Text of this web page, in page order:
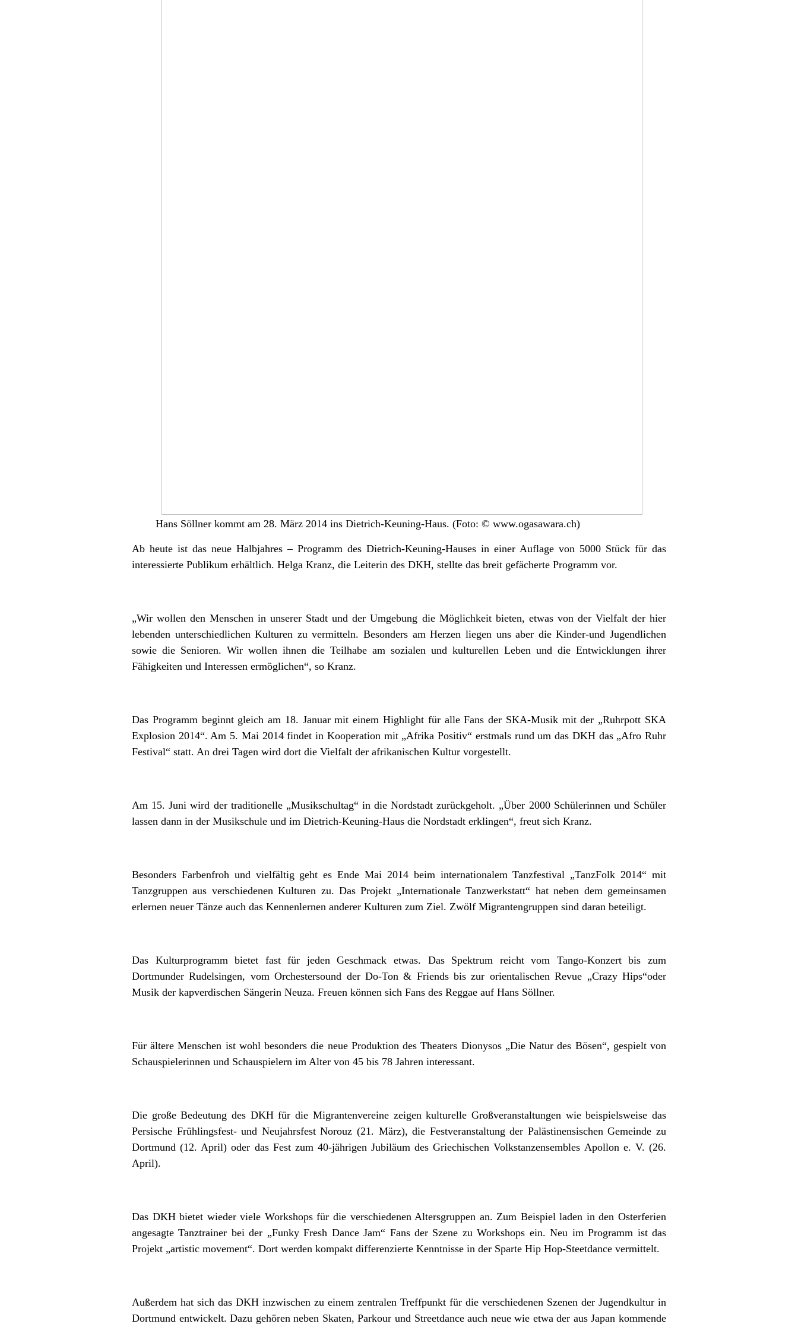
Hans Söllner kommt am 28. März 2014 ins Dietrich-Keuning-Haus. (Foto: © www.ogasawara.ch)
Ab heute ist das neue Halbjahres – Programm des Dietrich-Keuning-Hauses in einer Auflage von 5000 Stück für das
interessierte Publikum erhältlich. Helga Kranz, die Leiterin des DKH, stellte das breit gefächerte Programm vor.
„Wir wollen den Menschen in unserer Stadt und der Umgebung die Möglichkeit bieten, etwas von der Vielfalt der hier
lebenden unterschiedlichen Kulturen zu vermitteln. Besonders am Herzen liegen uns aber die Kinder-und Jugendlichen
sowie die Senioren. Wir wollen ihnen die Teilhabe am sozialen und kulturellen Leben und die Entwicklungen ihrer
Fähigkeiten und Interessen ermöglichen“, so Kranz.
Das Programm beginnt gleich am 18. Januar mit einem Highlight für alle Fans der SKA-Musik mit der „Ruhrpott SKA
Explosion 2014“. Am 5. Mai 2014 findet in Kooperation mit „Afrika Positiv“ erstmals rund um das DKH das „Afro Ruhr
Festival“ statt. An drei Tagen wird dort die Vielfalt der afrikanischen Kultur vorgestellt.
Am 15. Juni wird der traditionelle „Musikschultag“ in die Nordstadt zurückgeholt. „Über 2000 Schülerinnen und Schüler
lassen dann in der Musikschule und im Dietrich-Keuning-Haus die Nordstadt erklingen“, freut sich Kranz.
Besonders Farbenfroh und vielfältig geht es Ende Mai 2014 beim internationalem Tanzfestival „TanzFolk 2014“ mit
Tanzgruppen aus verschiedenen Kulturen zu. Das Projekt „Internationale Tanzwerkstatt“ hat neben dem gemeinsamen
erlernen neuer Tänze auch das Kennenlernen anderer Kulturen zum Ziel. Zwölf Migrantengruppen sind daran beteiligt.
Das Kulturprogramm bietet fast für jeden Geschmack etwas. Das Spektrum reicht vom Tango-Konzert bis zum
Dortmunder Rudelsingen, vom Orchestersound der Do-Ton & Friends bis zur orientalischen Revue „Crazy Hips“oder
Musik der kapverdischen Sängerin Neuza. Freuen können sich Fans des Reggae auf Hans Söllner.
Für ältere Menschen ist wohl besonders die neue Produktion des Theaters Dionysos „Die Natur des Bösen“, gespielt von
Schauspielerinnen und Schauspielern im Alter von 45 bis 78 Jahren interessant.
Die große Bedeutung des DKH für die Migrantenvereine zeigen kulturelle Großveranstaltungen wie beispielsweise das
Persische Frühlingsfest- und Neujahrsfest Norouz (21. März), die Festveranstaltung der Palästinensischen Gemeinde zu
Dortmund (12. April) oder das Fest zum 40-jährigen Jubiläum des Griechischen Volkstanzensembles Apollon e. V. (26.
April).
Das DKH bietet wieder viele Workshops für die verschiedenen Altersgruppen an. Zum Beispiel laden in den Osterferien
angesagte Tanztrainer bei der „Funky Fresh Dance Jam“ Fans der Szene zu Workshops ein. Neu im Programm ist das
Projekt „artistic movement“. Dort werden kompakt differenzierte Kenntnisse in der Sparte Hip Hop-Steetdance vermittelt.
Außerdem hat sich das DKH inzwischen zu einem zentralen Treffpunkt für die verschiedenen Szenen der Jugendkultur in
Dortmund entwickelt. Dazu gehören neben Skaten, Parkour und Streetdance auch neue wie etwa der aus Japan kommende